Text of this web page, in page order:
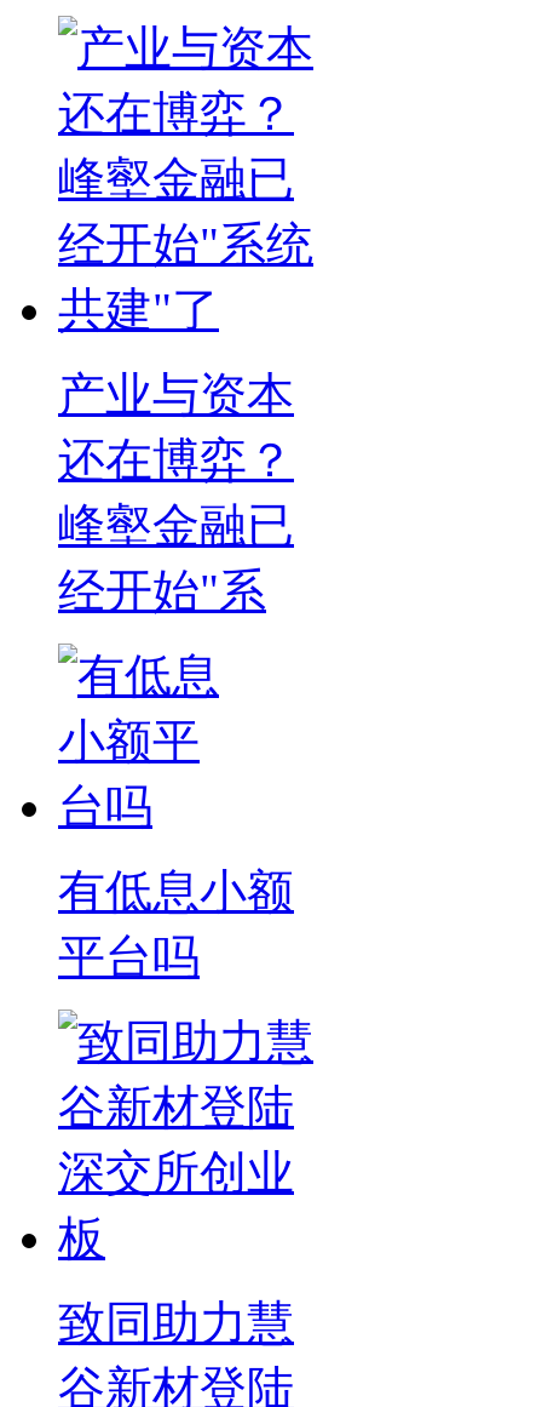
产业与资本
还在博弈？
峰壑金融已
经开始"系
有低息小额
平台吗
致同助力慧
谷新材登陆